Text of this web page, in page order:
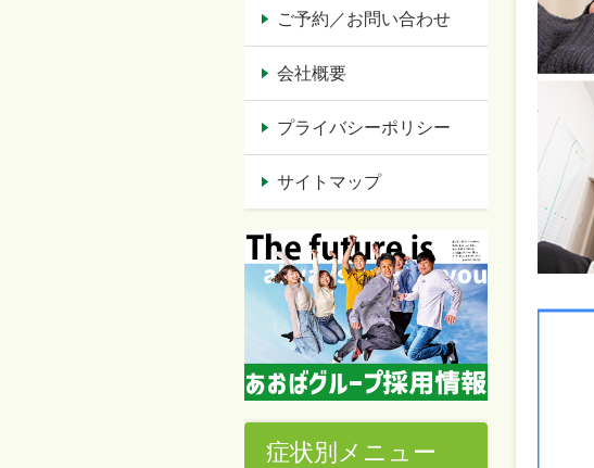
ご予約／お問い合わせ
会社概要
プライバシーポリシー
サイトマップ
症状別メニュー